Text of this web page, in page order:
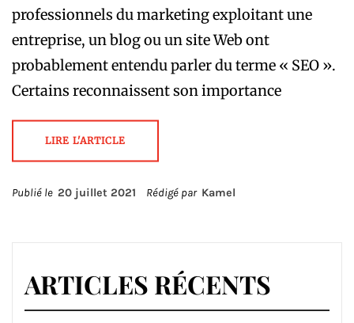
professionnels du marketing exploitant une
entreprise, un blog ou un site Web ont
probablement entendu parler du terme « SEO ».
Certains reconnaissent son importance
LIRE L'ARTICLE
Publié le 20 juillet 2021 Rédigé par Kamel
ARTICLES RÉCENTS